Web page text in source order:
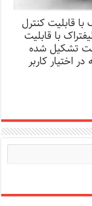
قابلیت کنترل
با قابلیت
تشکیل شده
اختیار کاربر